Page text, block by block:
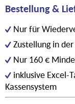
Bestellung &
Nur für
Zustellung in
Nur 160 €
inklusive Excel-
Kassensystem